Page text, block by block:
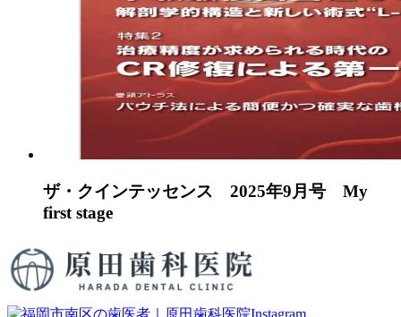
ザ・クインテッセンス 2025年9月号 My
first stage